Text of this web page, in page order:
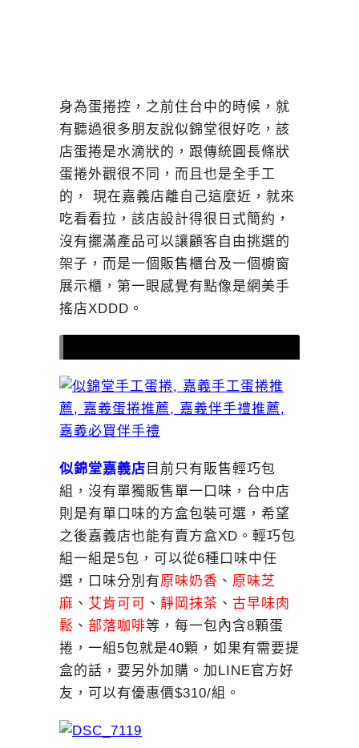
身為蛋捲控，之前住台中的時候，就
有聽過很多朋友說似錦堂很好吃，該
店蛋捲是水滴狀的，跟傳統圓長條狀
蛋捲外觀很不同，而且也是全手工
的， 現在嘉義店離自己這麼近，就來
吃看看拉，該店設計得很日式簡約，
沒有擺滿產品可以讓顧客自由挑選的
架子，而是一個販售櫃台及一個櫥窗
展示櫃，第一眼感覺有點像是網美手
搖店XDDD。
似錦堂嘉義店 目前只有販售輕巧包
組，沒有單獨販售單一口味，台中店
則是有單口味的方盒包裝可選，希望
之後嘉義店也能有賣方盒XD。輕巧包
組一組是5包，可以從6種口味中任
選，口味分別有原味奶香 、 原味芝
麻 、 艾肯可可 、 靜岡抹茶 、 古早味肉
鬆 、 部落咖啡等，每一包內含8顆蛋
捲，一組5包就是40顆，如果有需要提
盒的話，要另外加購。加LINE官方好
友，可以有優惠價$310/組。